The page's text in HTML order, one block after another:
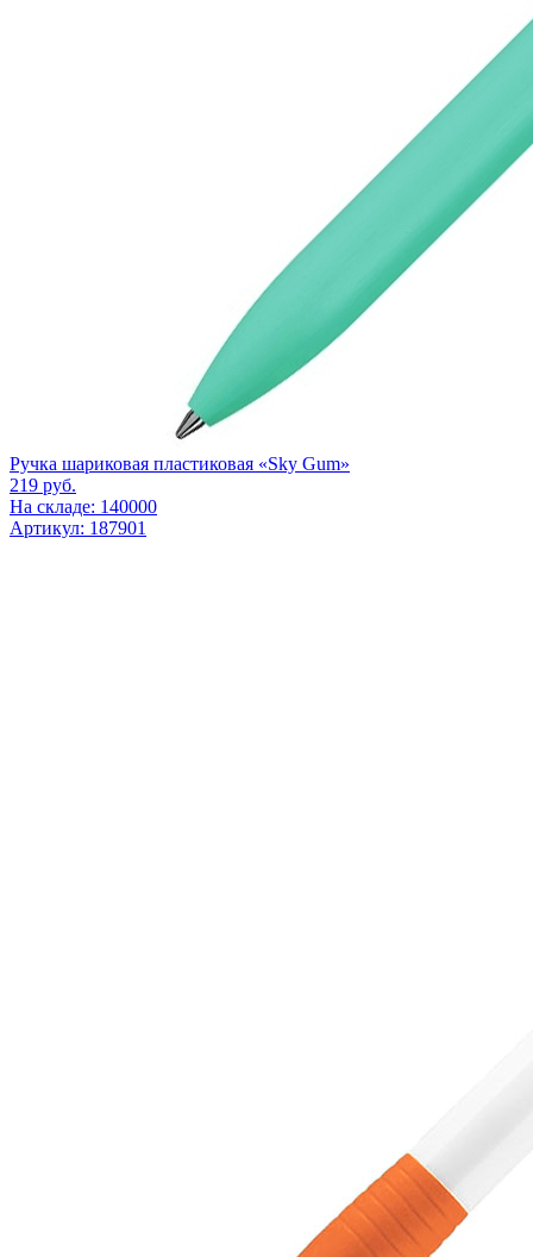
Ручка шариковая пластиковая «Sky Gum»
219 руб.
На складе: 140000
Артикул: 187901